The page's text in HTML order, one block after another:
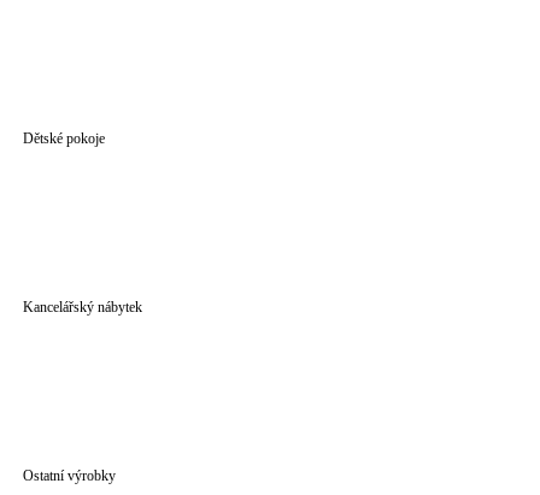
Dětské pokoje
Kancelářský nábytek
Ostatní výrobky